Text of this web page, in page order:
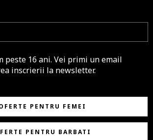
peste 16 ani. Vei primi un email
inscrierii la newsletter.
PENTRU FEMEI
PENTRU BARBATI